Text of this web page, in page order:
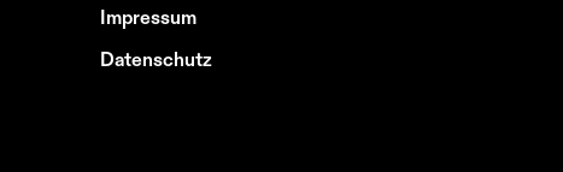
Impressum
Datenschutz